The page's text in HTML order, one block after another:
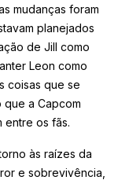
mudanças foram
planejados
de Jill como
Leon como
coisas que se
que a Capcom
entre os fãs.
às raízes da
e sobrevivência,